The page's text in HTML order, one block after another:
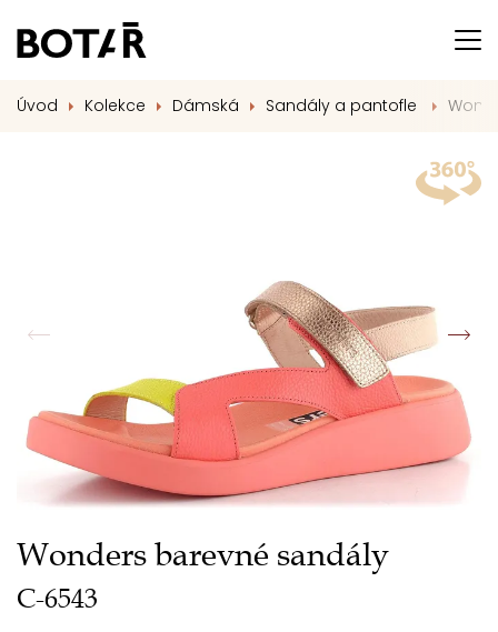
Úvod Kolekce Dámská Sandály a pantofle
Wonders barevné sandály
C-6543